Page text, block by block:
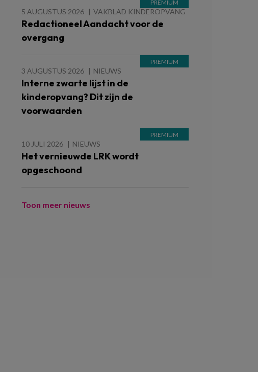
5 AUGUSTUS 2026 VAKBLAD KINDEROPVANG
Redactioneel Aandacht voor de
overgang
3 AUGUSTUS 2026 NIEUWS
Interne zwarte lijst in de
kinderopvang? Dit zijn de
voorwaarden
10 JULI 2026 NIEUWS
Het vernieuwde LRK wordt
opgeschoond
Toon meer nieuws